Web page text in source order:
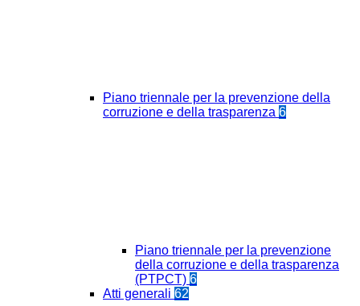
Piano triennale per la prevenzione della
corruzione e della trasparenza 6
Piano triennale per la prevenzione
della corruzione e della trasparenza
(PTPCT) 6
Atti generali 62